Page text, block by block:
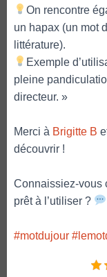
On rencontre
un hapax (un mot
littérature).
Exemple
pleine
directeur. »
Merci à Brigitte B
découvrir !
Connaissiez-vous
prêt à l’utiliser ?
#motdujour